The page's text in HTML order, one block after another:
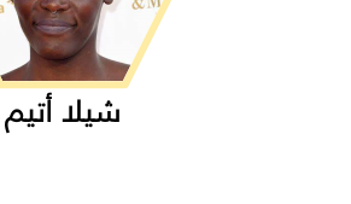
شيلا أتيم